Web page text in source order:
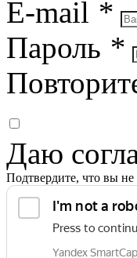
E-mail *
Пароль *
Даю
Подтвердите, что вы не